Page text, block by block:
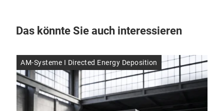
Das könnte Sie auch interessieren
AM-Systeme I Directed Energy Deposition